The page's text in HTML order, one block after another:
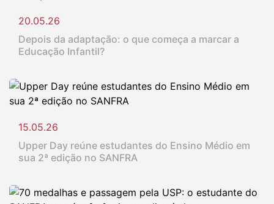
20.05.26
Depois da adaptação: o que começa a marcar a
Educação Infantil?
15.05.26
Upper Day reúne estudantes do Ensino Médio em
sua 2ª edição no SANFRA